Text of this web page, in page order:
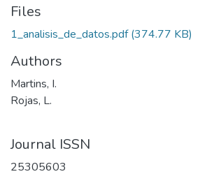
Files
1_analisis_de_datos.pdf(374.77 KB)
Authors
Martins, I.
Rojas, L.
Journal ISSN
25305603